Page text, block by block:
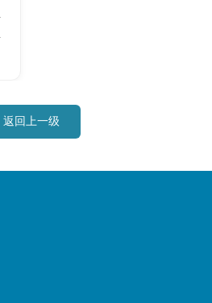
返回上一级